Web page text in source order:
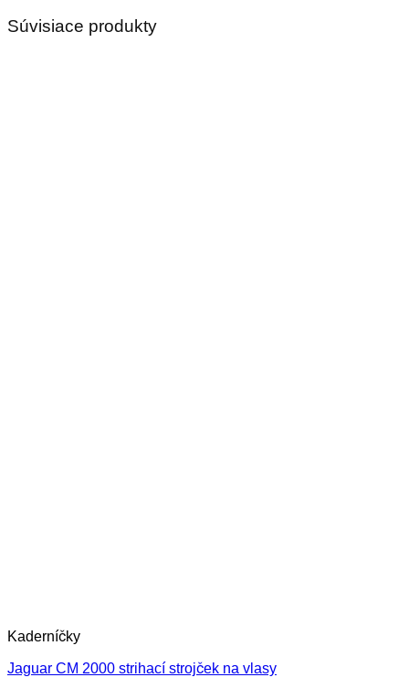
Súvisiace produkty
Kaderníčky
Jaguar CM 2000 strihací strojček na vlasy